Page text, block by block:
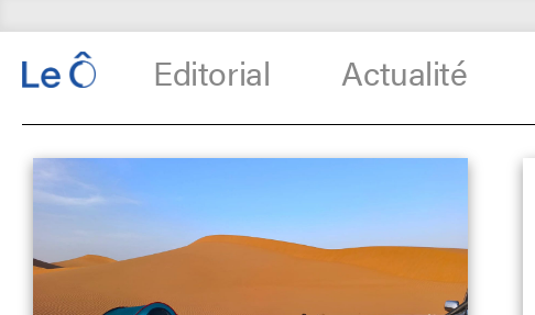
Editorial Actualité